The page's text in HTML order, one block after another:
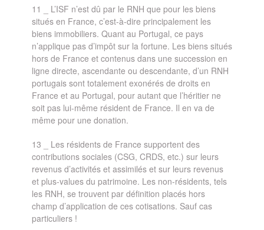
11 _ L’ISF n’est dû par le RNH que pour les biens
situés en France, c’est-à-dire principalement les
biens immobiliers. Quant au Portugal, ce pays
n’applique pas d’impôt sur la fortune. Les biens situés
hors de France et contenus dans une succession en
ligne directe, ascendante ou descendante, d’un RNH
portugais sont totalement exonérés de droits en
France et au Portugal, pour autant que l’héritier ne
soit pas lui-même résident de France. Il en va de
même pour une donation.
13 _ Les résidents de France supportent des
contributions sociales (CSG, CRDS, etc.) sur leurs
revenus d’activités et assimilés et sur leurs revenus
et plus-values du patrimoine. Les non-résidents, tels
les RNH, se trouvent par définition placés hors
champ d’application de ces cotisations. Sauf cas
particuliers !